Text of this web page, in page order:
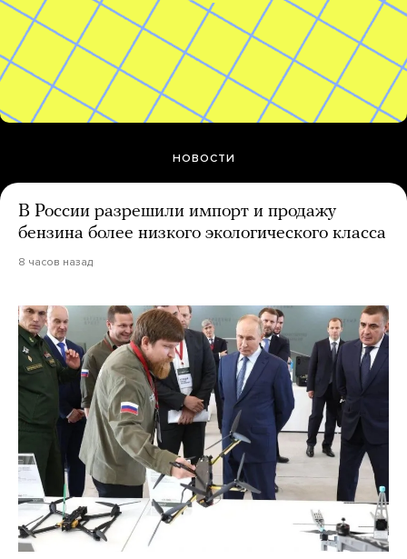
НОВОСТИ
В России разрешили импорт и продажу
бензина более низкого экологического класса
8 часов назад